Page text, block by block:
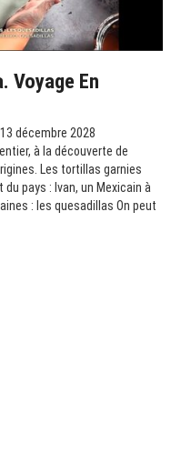
Voyage En
décembre 2028
à la découverte de
Les tortillas garnies
pays : Ivan, un Mexicain à
: les quesadillas On peut